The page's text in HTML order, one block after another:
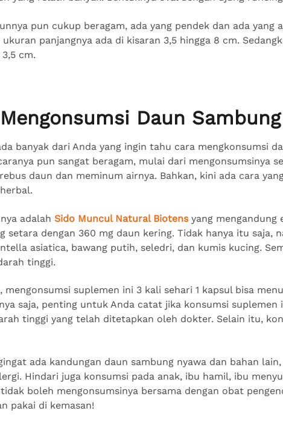
pun cukup beragam, ada yang pendek dan ada yang
ukuran panjangnya ada di kisaran 3,5 hingga 8 cm.
cm.
Daun
banyak dari Anda yang ingin tahu cara mengkonsumsi
pun sangat beragam, mulai dari mengonsumsinya
daun dan meminum airnya. Bahkan, kini ada cara
adalah Sido Muncul Natural Biotensyang mengandung
setara dengan 360 mg daun kering. Tidak hanya itu saja,
asiatica, bawang putih, seledri, dan kumis kucing.
tinggi.
mengonsumsi suplemen ini 3 kali sehari 1 kapsul bisa
saja, penting untuk Anda catat jika konsumsi
tinggi yang telah ditetapkan oleh dokter. Selain itu,
ada kandungan daun sambung nyawa dan bahan
Hindari juga konsumsi pada anak, ibu hamil, ibu
boleh mengonsumsinya bersama dengan obat
pakai di kemasan!